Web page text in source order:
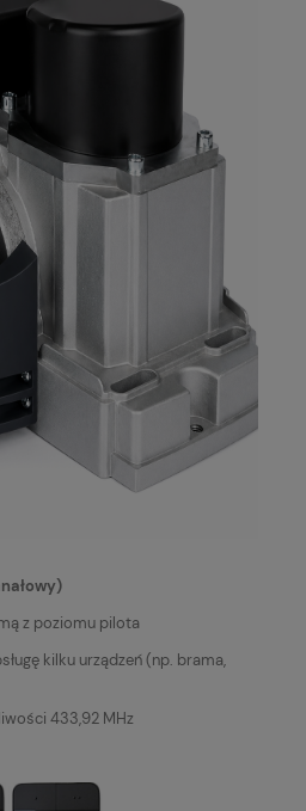
z poziomu pilota
kilku urządzeń (np. brama,
433,92 MHz